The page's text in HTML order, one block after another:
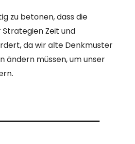
zu betonen, dass die
Strategien Zeit und
da wir alte Denkmuster
ändern müssen, um unser